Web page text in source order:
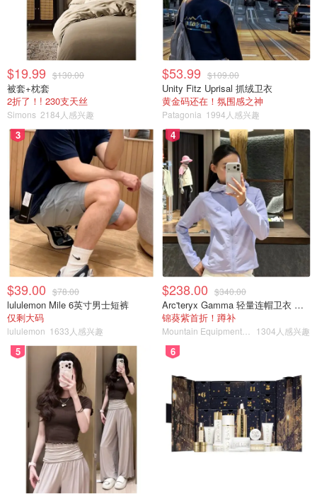
｜ADICOLOR CLASSICS SHORT TREFOIL TEE 黑色短
袖
$19.99 $130.00
被套+枕套
2折了！! 230支天丝
Simons 2184人感兴趣
$53.99 $109.00
Unity Fitz Uprisal 抓绒卫衣
黄金码还在！氛围感之神
Patagonia 1994人感兴趣
3
$39.00 $78.00
lululemon Mile 6英寸男士短裤
仅剩大码
lululemon 1633人感兴趣
4
$238.00 $340.00
Arc'teryx Gamma 轻量连帽卫衣 女款
锦葵紫首折！蹲补
1304人感兴趣
5 6